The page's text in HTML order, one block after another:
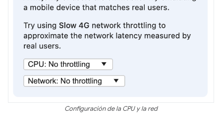
Configuración de la CPU y la red